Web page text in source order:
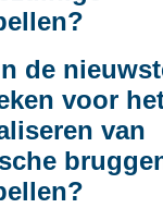
de
voor
van